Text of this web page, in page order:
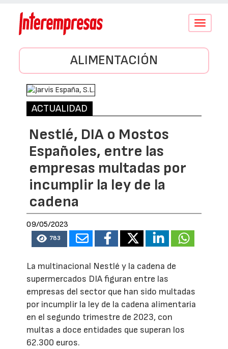
Conmutar
ALIMENTACIÓN
ACTUALIDAD
Nestlé, DIA o Mostos
Españoles, entre las
empresas multadas por
incumplir la ley de la
cadena
09/05/2023
783
La multinacional Nestlé y la cadena de
supermercados DIA figuran entre las
empresas del sector que han sido multadas
por incumplir la ley de la cadena alimentaria
en el segundo trimestre de 2023, con
multas a doce entidades que superan los
62.300 euros.